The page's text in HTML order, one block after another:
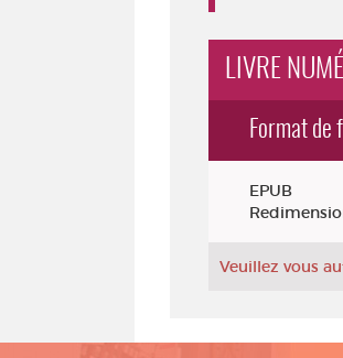
LIVRE
Format de
EPUB
Veuillez vous